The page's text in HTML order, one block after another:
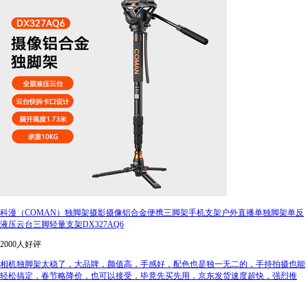
科漫（COMAN）独脚架摄影摄像铝合金便携三脚架手机支架户外直播单独脚架单反
液压云台三脚轻量支架DX327AQ6
2000人好评
相机独脚架太稳了，大品牌，颜值高，手感好，配色也是独一无二的，手持拍摄也能
轻松搞定，春节略降价，也可以接受，毕竟先买先用，京东发货速度超快，强烈推